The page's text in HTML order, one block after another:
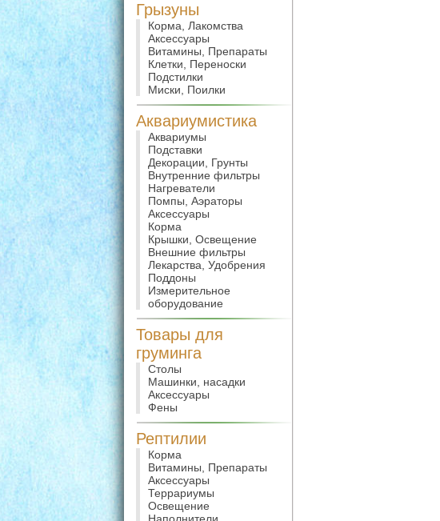
Грызуны
Корма, Лакомства
Аксессуары
Витамины, Препараты
Клетки, Переноски
Подстилки
Миски, Поилки
Аквариумистика
Аквариумы
Подставки
Декорации, Грунты
Внутренние фильтры
Нагреватели
Помпы, Аэраторы
Аксессуары
Корма
Крышки, Освещение
Внешние фильтры
Лекарства, Удобрения
Поддоны
Измерительное
оборудование
Товары для
груминга
Столы
Машинки, насадки
Аксессуары
Фены
Рептилии
Корма
Витамины, Препараты
Аксессуары
Террариумы
Освещение